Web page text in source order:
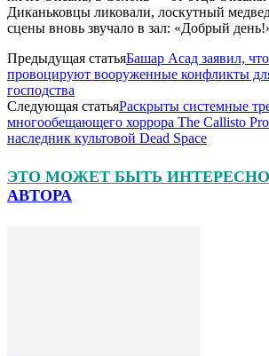
Диканьковцы ликовали, лоскутный
сцены вновь звучало в зал: «Добрый
Предыдущая статьяБашар Асад заявил,
провоцируют вооруженные конфликты
господства
Следующая статьяРаскрыты системные
многообещающего хоррора The Callisto
наследник культовой Dead Space
ЭТО МОЖЕТ БЫТЬ ИНТЕРЕСНО
АВТОРА